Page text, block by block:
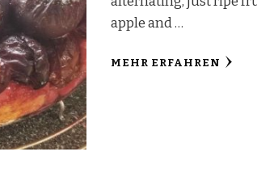
apple and …
MEHR ERFAHREN